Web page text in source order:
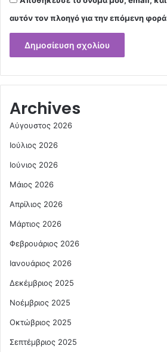
αυτόν τον πλοηγό για την επόμενη
Archives
Αύγουστος 2026
Ιούλιος 2026
Ιούνιος 2026
Μάιος 2026
Απρίλιος 2026
Μάρτιος 2026
Φεβρουάριος 2026
Ιανουάριος 2026
Δεκέμβριος 2025
Νοέμβριος 2025
Οκτώβριος 2025
Σεπτέμβριος 2025